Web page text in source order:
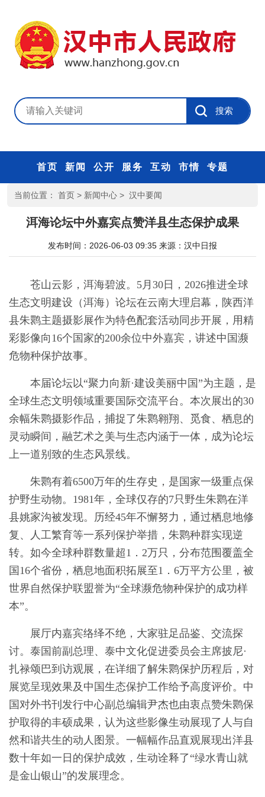
首页 新闻 公开 服务 互动 市情 专题
当前位置： 首页 > 新闻中心 > 汉中要闻
洱海论坛中外嘉宾点赞洋县生态保护成果
发布时间：2026-06-03 09:35 来源： 汉中日报
苍山云影，洱海碧波。5月30日，2026推进全球
生态文明建设（洱海）论坛在云南大理启幕，陕西洋
县朱鹮主题摄影展作为特色配套活动同步开展，用精
彩影像向16个国家的200余位中外嘉宾，讲述中国濒
危物种保护故事。
本届论坛以“聚力向新·建设美丽中国”为主题，是
全球生态文明领域重要国际交流平台。本次展出的30
余幅朱鹮摄影作品，捕捉了朱鹮翱翔、觅食、栖息的
灵动瞬间，融艺术之美与生态内涵于一体，成为论坛
上一道别致的生态风景线。
朱鹮有着6500万年的生存史，是国家一级重点保
护野生动物。1981年，全球仅存的7只野生朱鹮在洋
县姚家沟被发现。历经45年不懈努力，通过栖息地修
复、人工繁育等一系列保护举措，朱鹮种群实现逆
转。如今全球种群数量超1．2万只，分布范围覆盖全
国16个省份，栖息地面积拓展至1．6万平方公里，被
世界自然保护联盟誉为“全球濒危物种保护的成功样
本”。
展厅内嘉宾络绎不绝，大家驻足品鉴、交流探
讨。泰国前副总理、泰中文化促进委员会主席披尼·
扎禄颂巴到访观展，在详细了解朱鹮保护历程后，对
展览呈现效果及中国生态保护工作给予高度评价。中
国对外书刊发行中心副总编辑尹杰也由衷点赞朱鹮保
护取得的丰硕成果，认为这些影像生动展现了人与自
然和谐共生的动人图景。一幅幅作品直观展现出洋县
数十年如一日的保护成效，生动诠释了“绿水青山就
是金山银山”的发展理念。